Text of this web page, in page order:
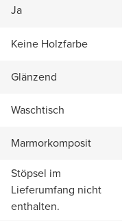
Ja
Keine Holzfarbe
Glänzend
Waschtisch
Marmorkomposit
Stöpsel im
Lieferumfang nicht
enthalten.